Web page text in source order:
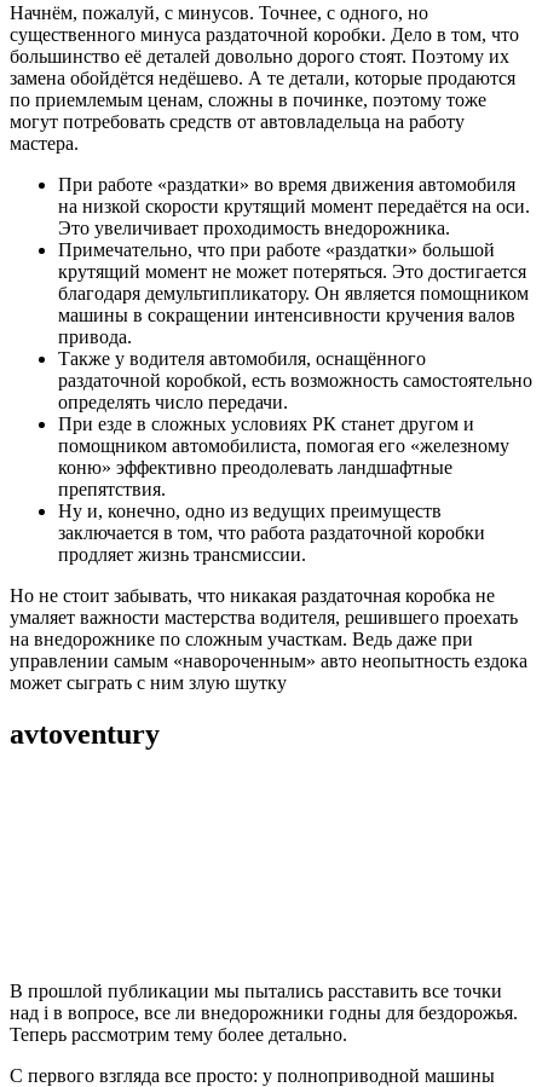
Начнём, пожалуй, с минусов. Точнее, с одного, но
существенного минуса раздаточной коробки. Дело в том, что
большинство её деталей довольно дорого стоят. Поэтому их
замена обойдётся недёшево. А те детали, которые продаются
по приемлемым ценам, сложны в починке, поэтому тоже
могут потребовать средств от автовладельца на работу
мастера.
При работе «раздатки» во время движения автомобиля
на низкой скорости крутящий момент передаётся на оси.
Это увеличивает проходимость внедорожника.
Примечательно, что при работе «раздатки» большой
крутящий момент не может потеряться. Это достигается
благодаря демультипликатору. Он является помощником
машины в сокращении интенсивности кручения валов
привода.
Также у водителя автомобиля, оснащённого
раздаточной коробкой, есть возможность самостоятельно
определять число передачи.
При езде в сложных условиях РК станет другом и
помощником автомобилиста, помогая его «железному
коню» эффективно преодолевать ландшафтные
препятствия.
Ну и, конечно, одно из ведущих преимуществ
заключается в том, что работа раздаточной коробки
продляет жизнь трансмиссии.
Но не стоит забывать, что никакая раздаточная коробка не
умаляет важности мастерства водителя, решившего проехать
на внедорожнике по сложным участкам. Ведь даже при
управлении самым «навороченным» авто неопытность ездока
может сыграть с ним злую шутку
avtoventury
В прошлой публикации мы пытались расставить все точки
над i в вопросе, все ли внедорожники годны для бездорожья.
Теперь рассмотрим тему более детально.
С первого взгляда все просто: у полноприводной машины